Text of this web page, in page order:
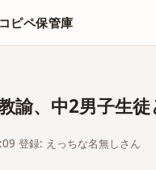
ピペ保管庫
諭、中2男子生
登録: えっちな名無しさん